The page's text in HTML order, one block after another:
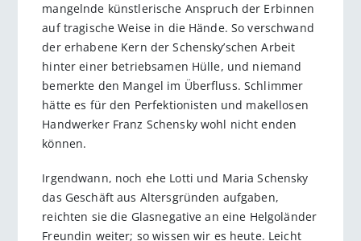
mangelnde künstlerische Anspruch der Erbinnen
auf tragische Weise in die Hände. So verschwand
der erhabene Kern der Schensky’schen Arbeit
hinter einer betriebsamen Hülle, und niemand
bemerkte den Mangel im Überfluss. Schlimmer
hätte es für den Perfektionisten und makellosen
Handwerker Franz Schensky wohl nicht enden
können.
Irgendwann, noch ehe Lotti und Maria Schensky
das Geschäft aus Altersgründen aufgaben,
reichten sie die Glasnegative an eine Helgoländer
Freundin weiter; so wissen wir es heute. Leicht